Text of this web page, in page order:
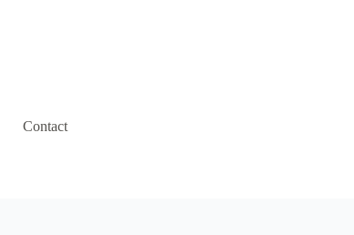
Contact